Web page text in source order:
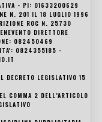
- PI: 01633200629
N. 201 IL 18 LUGLIO 1996
ROC N. 25730
DIRETTORE
082450469
0824355185 -
DECRETO LEGISLATIVO 15
COMMA 2 DELL’ARTICOLO